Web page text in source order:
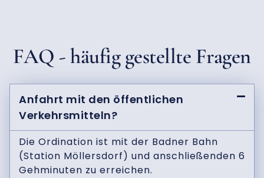
FAQ - häufig gestellte Fragen
Anfahrt mit den öffentlichen
Verkehrsmitteln?
Die Ordination ist mit der Badner Bahn
(Station Möllersdorf) und anschließenden 6
Gehminuten zu erreichen.